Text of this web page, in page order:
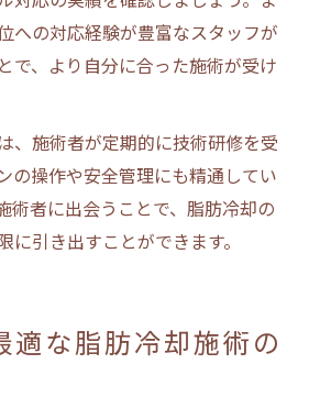
への対応経験が豊富なスタッフが
で、より自分に合った施術が受け
、施術者が定期的に技術研修を受
の操作や安全管理にも精通してい
術者に出会うことで、脂肪冷却の
に引き出すことができます。
適な脂肪冷却施術の